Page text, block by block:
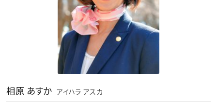
相原 あすか アイハラ アスカ